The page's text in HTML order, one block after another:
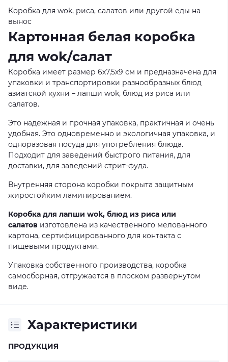
Коробка для wok, риса, салатов или другой еды на
вынос
Картонная белая коробка
для wok/салат
Коробка имеет размер 6х7,5х9 см и предназначена для
упаковки и транспортировки разнообразных блюд
азиатской кухни – лапши wok, блюд из риса или
салатов.
Это надежная и прочная упаковка, практичная и очень
удобная. Это одновременно и экологичная упаковка, и
одноразовая посуда для употребления блюда.
Подходит для заведений быстрого питания, для
доставки, для заведений стрит-фуда.
Внутренняя сторона коробки покрыта защитным
жиростойким ламинированием.
Коробка для лапши wok, блюд из риса или
салатов изготовлена ​​из качественного мелованного
картона, сертифицированного для контакта с
пищевыми продуктами.
Упаковка собственного производства, коробка
самосборная, отгружается в плоском развернутом
виде.
Характеристики
ПРОДУКЦИЯ